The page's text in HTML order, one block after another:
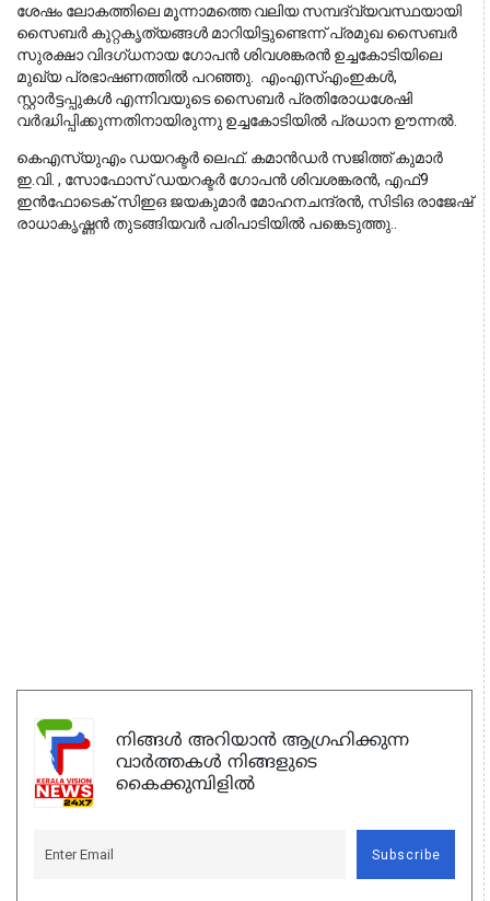
ശേഷം ലോകത്തിലെ മൂന്നാമത്തെ വലിയ സമ്പദ്‌വ്യവസ്ഥയായി
സൈബർ കുറ്റകൃത്യങ്ങൾ മാറിയിട്ടുണ്ടെന്ന് പ്രമുഖ സൈബർ
സുരക്ഷാ വിദഗ്ധനായ ഗോപൻ ശിവശങ്കരൻ ഉച്ചകോടിയിലെ
മുഖ്യ പ്രഭാഷണത്തിൽ പറഞ്ഞു. എംഎസ്എംഇകൾ,
സ്റ്റാർട്ടപ്പുകൾ എന്നിവയുടെ സൈബർ പ്രതിരോധശേഷി
വർദ്ധിപ്പിക്കുന്നതിനായിരുന്നു ഉച്ചകോടിയിൽ പ്രധാന ഊന്നൽ.
കെഎസ്‌യുഎം ഡയറക്ടർ ലെഫ്. കമാൻഡർ സജിത്ത് കുമാർ
ഇ.വി. , സോഫോസ് ഡയറക്ടർ ഗോപൻ ശിവശങ്കരൻ, എഫ്9
ഇൻഫോടെക് സിഇഒ ജയകുമാർ മോഹനചന്ദ്രൻ, സിടിഒ രാജേഷ്
രാധാകൃഷ്ണൻ തുടങ്ങിയവർ പരിപാടിയിൽ പങ്കെടുത്തു..
നിങ്ങൾ അറിയാൻ ആഗ്രഹിക്കുന്ന
വാർത്തകൾ നിങ്ങളുടെ
കൈക്കുമ്പിളിൽ
Subscribe